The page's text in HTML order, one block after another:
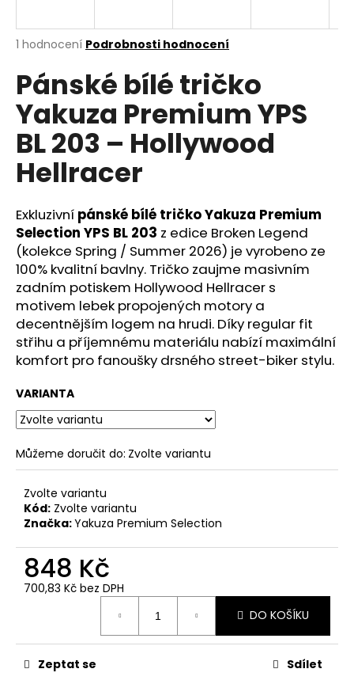
Průměrné
produktu
je
1,0
z
5
hvězdiček.
1 hodnocení Podrobnosti hodnocení
Pánské bílé tričko
Yakuza Premium YPS
BL 203 – Hollywood
Hellracer
Exkluzivní pánské bílé tričko Yakuza Premium
Selection YPS BL 203 z edice Broken Legend
(kolekce Spring / Summer 2026) je vyrobeno ze
100% kvalitní bavlny. Tričko zaujme masivním
zadním potiskem Hollywood Hellracer s
motivem lebek propojených motory a
decentnějším logem na hrudi. Díky regular fit
střihu a příjemnému materiálu nabízí maximální
komfort pro fanoušky drsného street-biker stylu.
VARIANTA
Můžeme doručit do: Zvolte variantu
Zvolte variantu
Kód: Zvolte variantu
Značka:Yakuza Premium Selection
848 Kč
700,83 Kč bez DPH
DO KOŠÍKU
Zeptat se Sdílet
j
t
?
D
o
p
o
r
u
č
j
e
m
e
PÁNSKÉ
ŠEDÉ
TRIČKO
YAKUZA
PREMIUM
YPS
3814
BORN
699
Kč
Původně: